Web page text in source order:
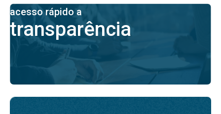
acesso rápido a
transparência